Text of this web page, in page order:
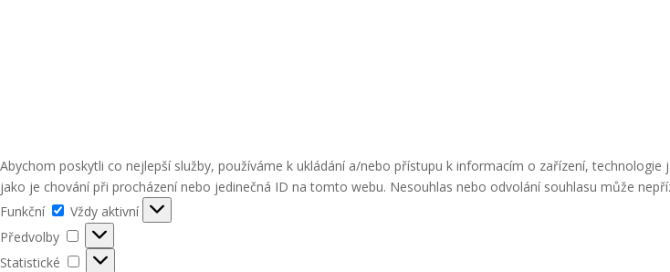
Abychom poskytli co nejlepší služby, používáme k ukládání a/nebo přístupu k informacím o zařízení,
jako je chování při procházení nebo jedinečná ID na tomto webu. Nesouhlas nebo odvolání souhlasu může
Funkční
Funkční
Vždy aktivní
Předvolby
Předvolby
Statistické
Statistické